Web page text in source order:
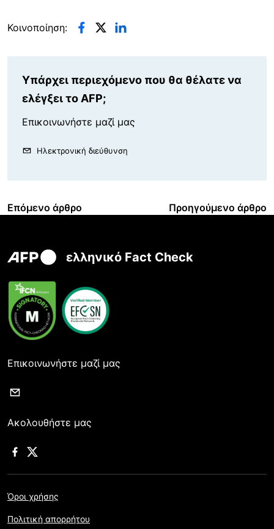
Κοινοποίηση:
Υπάρχει περιεχόμενο που θα θέλατε να
ελέγξει το AFP;
Επικοινωνήστε μαζί μας
Ηλεκτρονική διεύθυνση
Επόμενο άρθρο Προηγούμενο άρθρο
ελληνικό Fact Check
Επικοινωνήστε μαζί μας
Ακολουθήστε μας
Όροι χρήσης
Πολιτική απορρήτου